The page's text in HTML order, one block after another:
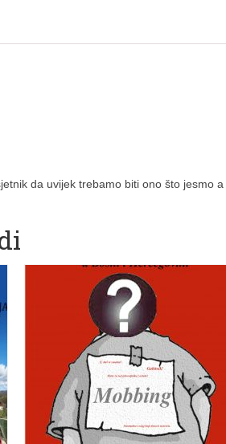
da uvijek trebamo biti ono što jesmo